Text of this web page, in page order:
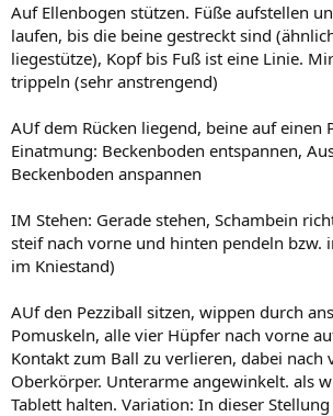
Auf Ellenbogen stützen. Füße aufstellen
laufen, bis die beine gestreckt sind
liegestütze), Kopf bis Fuß ist eine Linie.
trippeln (sehr anstrengend)
AUf dem Rücken liegend, beine auf einen
Einatmung: Beckenboden entspannen,
Beckenboden anspannen
IM Stehen: Gerade stehen, Schambein
steif nach vorne und hinten pendeln bzw.
im Kniestand)
AUf den Pezziball sitzen, wippen durch
Pomuskeln, alle vier Hüpfer nach vorne
Kontakt zum Ball zu verlieren, dabei nach
Oberkörper. Unterarme angewinkelt. als
Tablett halten. Variation: In dieser